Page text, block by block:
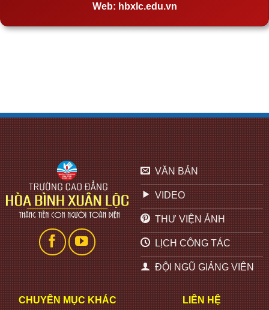
Web: hbxlc.edu.vn
VĂN BẢN
VIDEO
THƯ VIỆN ẢNH
LỊCH CÔNG TÁC
ĐỘI NGŨ GIẢNG VIÊN
CHUYÊN MỤC KHÁC LIÊN HỆ